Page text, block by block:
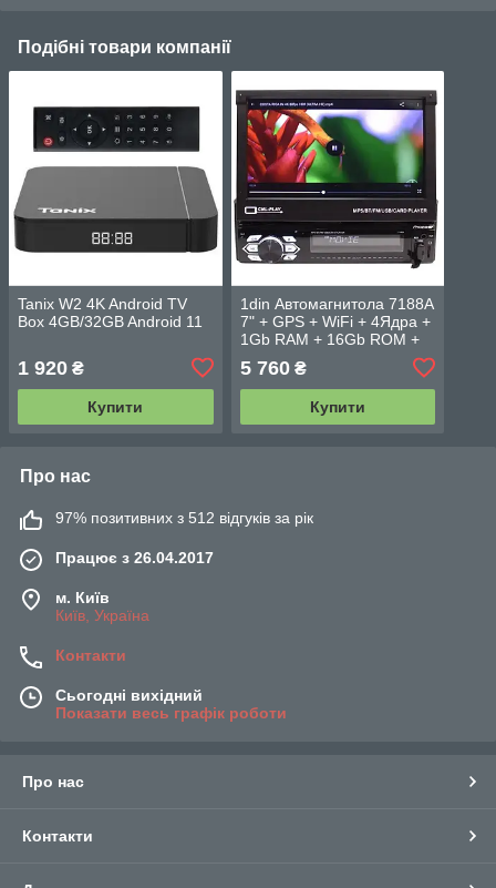
Подібні товари компанії
Tanix W2 4K Android TV
Box 4GB/32GB Android 11
1 920 ₴
Купити
1din Автомагнитола 7188A
7" + GPS + WiFi + 4Ядра +
1Gb RAM + 16Gb ROM +
5 760₴
Купити
Про нас
97% позитивних з 512 відгуків за рік
Працює з 26.04.2017
м. Київ
Київ, Україна
Контакти
Сьогодні вихідний
Показати весь графік роботи
Про нас
Контакти